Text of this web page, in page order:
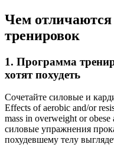
Чем
тренировок
1. Программа
хотят похудеть
Сочетайте силовые и
Effects of aerobic and/or
mass in overweight or
силовые упражнения
похудевшему телу